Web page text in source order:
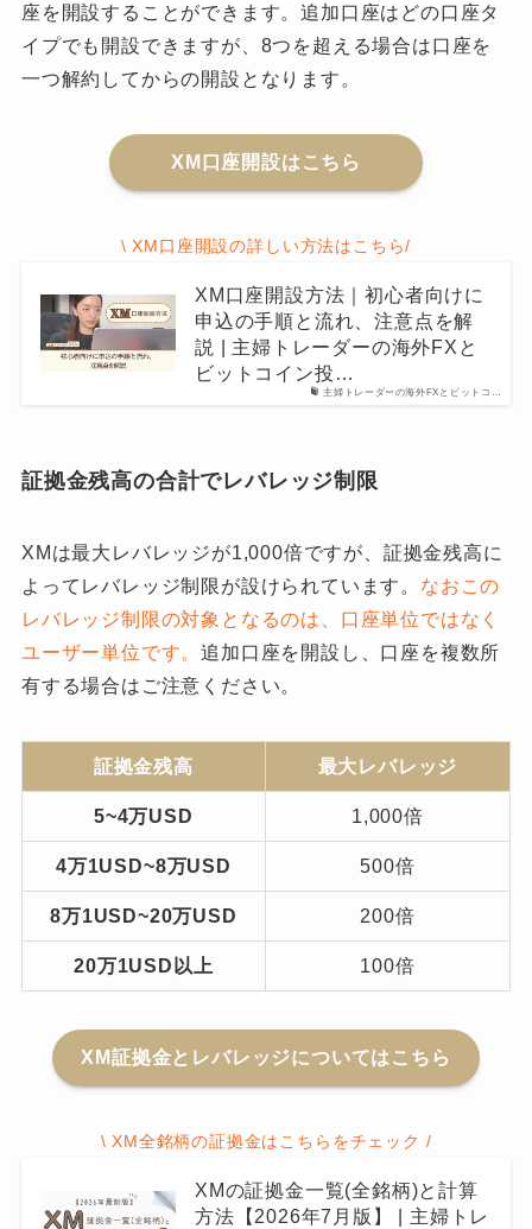
座を開設することができます。追加口座はどの口座タ
イプでも開設できますが、8つを超える場合は口座を
一つ解約してからの開設となります。
XM口座開設はこちら
\ XM口座開設の詳しい方法はこちら/
主婦トレーダーの海外FXとビットコ…
XM口座開設方法｜初心者向けに
申込の手順と流れ、注意点を解
説 | 主婦トレーダーの海外FXと
ビットコイン投…
証拠金残高の合計でレバレッジ制限
XMは最大レバレッジが1,000倍ですが、証拠金残高に
よってレバレッジ制限が設けられています。 なおこの
レバレッジ制限の対象となるのは、口座単位ではなく
ユーザー単位です。追加口座を開設し、口座を複数所
有する場合はご注意ください。
証拠金残高 最大レバレッジ
5~4万USD 1,000倍
4万1USD~8万USD 500倍
8万1USD~20万USD 200倍
20万1USD以上 100倍
XM証拠金とレバレッジについてはこちら
\ XM全銘柄の証拠金はこちらをチェック /
XMの証拠金一覧(全銘柄)と計算
方法【2026年7月版】 | 主婦トレ